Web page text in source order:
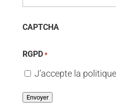
CAPTCHA
RGPD *
J’accepte la
Envoyer